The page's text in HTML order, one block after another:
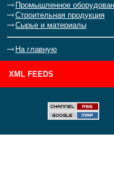
Промышленное
Строительная продукция
Сырье и материалы
На главную
XML FEEDS